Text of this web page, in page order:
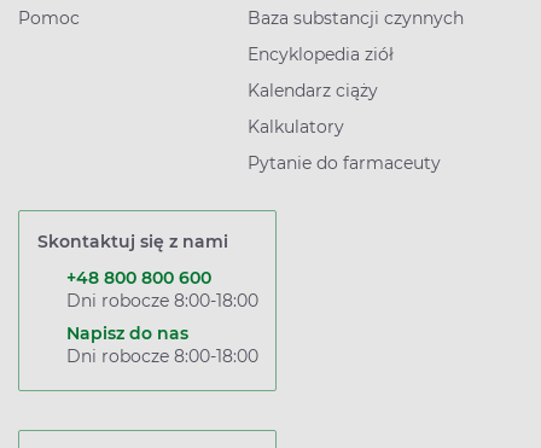
Pomoc
Baza substancji czynnych
Encyklopedia ziół
Kalendarz ciąży
Kalkulatory
Pytanie do farmaceuty
Skontaktuj się z nami
+48 800 800 600
Dni robocze 8:00-18:00
Napisz do nas
Dni robocze 8:00-18:00